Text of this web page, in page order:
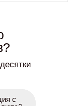
с